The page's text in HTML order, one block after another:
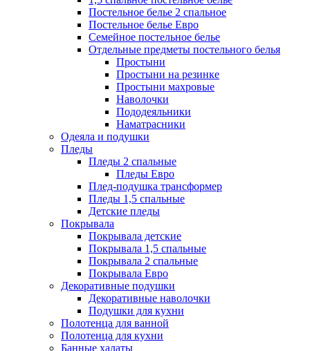
Постельное белье 2 спальное
Постельное белье Евро
Семейное постельное белье
Отдельные предметы постельного белья
Простыни
Простыни на резинке
Простыни махровые
Наволочки
Пододеяльники
Наматрасники
Одеяла и подушки
Пледы
Пледы 2 спальные
Пледы Евро
Плед-подушка трансформер
Пледы 1,5 спальные
Детские пледы
Покрывала
Покрывала детские
Покрывала 1,5 спальные
Покрывала 2 спальные
Покрывала Евро
Декоративные подушки
Декоративные наволочки
Подушки для кухни
Полотенца для ванной
Полотенца для кухни
Банные халаты